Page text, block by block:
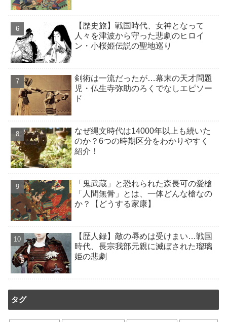
【歴史旅】戦国時代、女神となって
人々を津波から守った悲劇のヒロイ
ン・小桜姫伝説の聖地巡り
剣術は一流だったが…幕末の天才問題
児・仏生寺弥助のろくでなしエピソー
ド
なぜ縄文時代は14000年以上も続いた
のか？6つの時期区分をわかりやすく
紹介！
「鬼武蔵」と恐れられた森長可の愛槍
「人間無骨」とは、一体どんな槍なの
か？【どうする家康】
【歴人録】敵の辱めは受けまい…戦国
時代、長宗我部元親に滅ぼされた瑠璃
姫の悲劇
タグ